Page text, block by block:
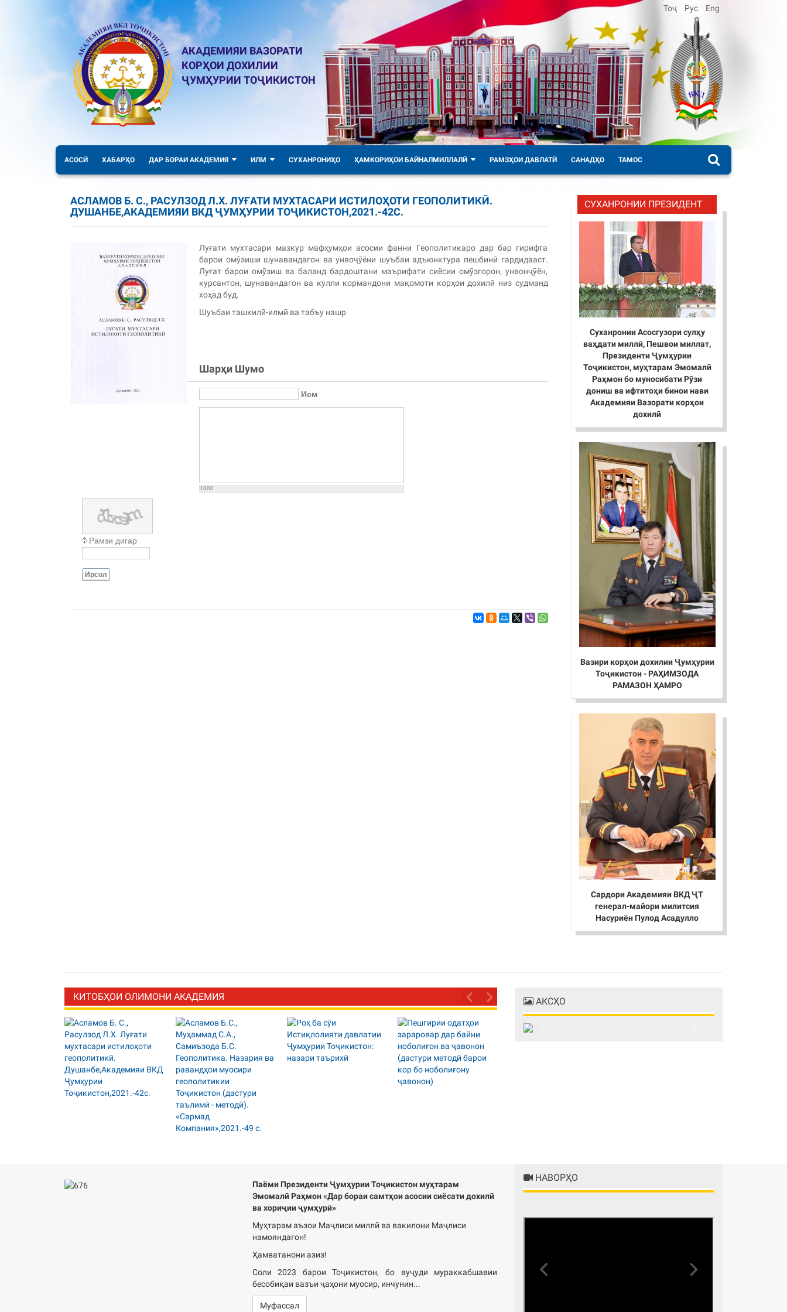
АКАДЕМИЯИ ВАЗОРАТИ
КОРҲОИ ДОХИЛИИ
ҶУМҲУРИИ ТОҶИКИСТОН
Тоҷ Рус Eng
АСОСӢ ХАБАРҲО ДАР БОРАИ АКАДЕМИЯ ИЛМ СУХАНРОНИҲО ҲАМКОРИҲОИ БАЙНАЛМИЛЛАЛӢ РАМЗҲОИ ДАВЛАТӢ САНАДҲО ТАМОС
АСЛАМОВ Б. С., РАСУЛЗОД Л.Х. ЛУҒАТИ МУХТАСАРИ ИСТИЛОҲОТИ ГЕОПОЛИТИКӢ.
ДУШАНБЕ,АКАДЕМИЯИ ВКД ҶУМҲУРИИ ТОҶИКИСТОН,2021.-42С.
Луғати мухтасари мазкур мафҳумҳои асосии фанни Геополитикаро дар бар гирифта
барои омӯзиши шунавандагон ва унвоҷӯёни шуъбаи адъюнктура пешбинӣ гардидааст.
Луғат барои омӯзиш ва баланд бардоштани маърифати сиёсии омӯзгорон, унвонҷӯён,
курсантон, шунавандагон ва кулли кормандони мақомоти корҳои дохилӣ низ судманд
хоҳад буд.
Шуъбаи ташкилӣ-илмӣ ва табъу нашр
Шарҳи Шумо
Исм
1000
Рамзи дигар
Ирсол
СУХАНРОНИИ ПРЕЗИДЕНТ
Суханронии Асосгузори сулҳу
ваҳдати миллӣ, Пешвои миллат,
Президенти Ҷумҳурии
Тоҷикистон, муҳтарам Эмомалӣ
Раҳмон бо муносибати Рӯзи
дониш ва ифтитоҳи бинои нави
Академияи Вазорати корҳои
дохилӣ
Вазири корҳои дохилии Ҷумҳурии
Тоҷикистон - РАҲИМЗОДА
РАМАЗОН ҲАМРО
Сардори Академияи ВКД ҶТ
генерал-майори милитсия
Насуриён Пулод Асадулло
КИТОБҲОИ ОЛИМОНИ АКАДЕМИЯ АКСҲО
Паёми Президенти Ҷумҳурии Тоҷикистон муҳтарам
Эмомалӣ Раҳмон «Дар бораи самтҳои асосии сиёсати дохилӣ
ва хориҷии ҷумҳурӣ»
Муҳтарам аъзои Маҷлиси миллӣ ва вакилони Маҷлиси
намояндагон!
Ҳамватанони азиз!
Соли 2023 барои Тоҷикистон, бо вуҷуди мураккабшавии
бесобиқаи вазъи ҷаҳони муосир, инчунин...
Муфассал
НАВОРҲО